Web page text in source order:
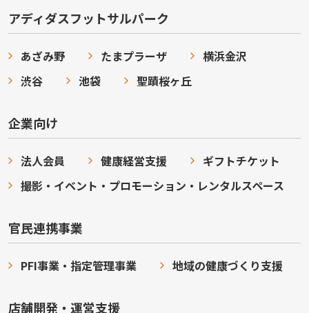
アディダスフットサルパーク
あざみ野 たまプラーザ
横浜金沢
渋谷
池袋 聖蹟桜ヶ丘
企業向け
法人会員 健康経営支援
ギフトチケット
撮影・イベント・プロモーション・レンタルスペース
官民連携事業
PFI事業・指定管理事業 地域の健康づくり支援
店舗開発・運営支援